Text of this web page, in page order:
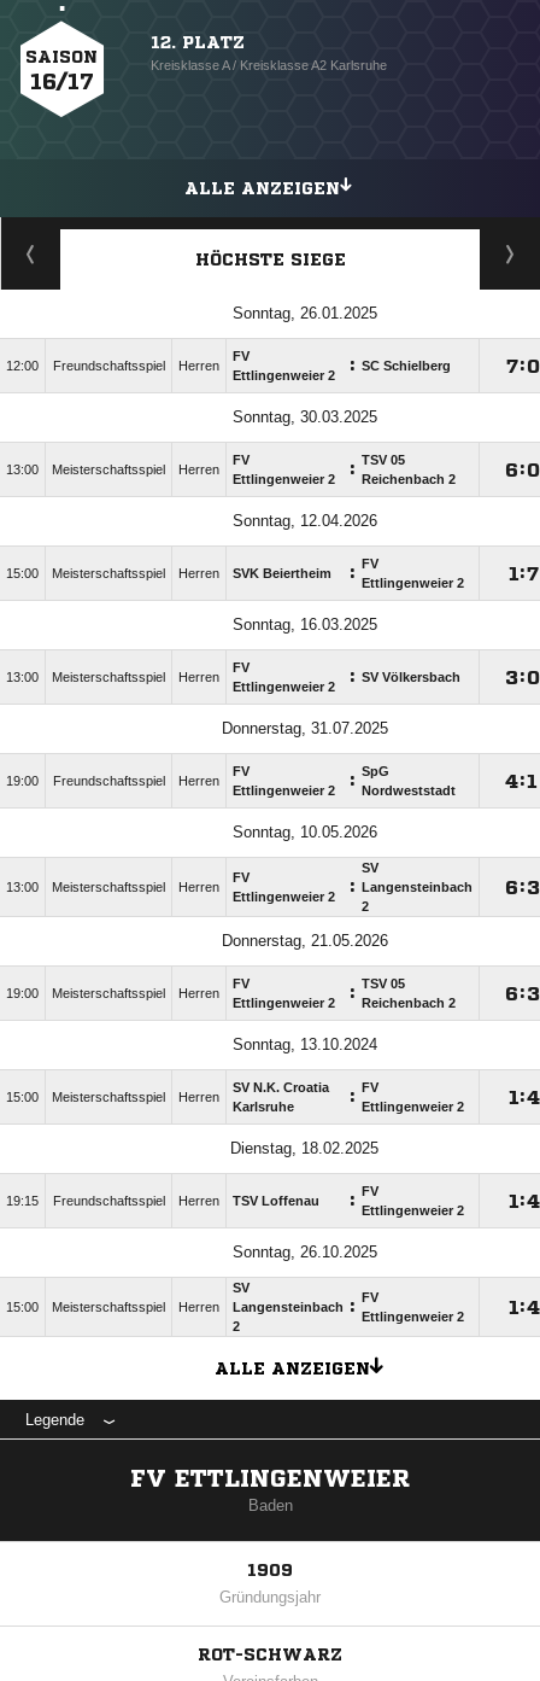
SAISON
16/17
12. PLATZ
Kreisklasse A / Kreisklasse A2 Karlsruhe
ALLE ANZEIGEN
HÖCHSTE SIEGE
Sonntag, 26.01.2025
12:00 Freundschaftsspiel Herren
FV
Ettlingenweier 2
: SC Schielberg :
Sonntag, 30.03.2025
13:00 Meisterschaftsspiel Herren
FV
Ettlingenweier 2
: TSV 05
Reichenbach 2
:
Sonntag, 12.04.2026
15:00 Meisterschaftsspiel Herren SVK Beiertheim :
FV
Ettlingenweier 2
:
Sonntag, 16.03.2025
13:00 Meisterschaftsspiel Herren
FV
Ettlingenweier 2
: SV Völkersbach :
Donnerstag, 31.07.2025
19:00 Freundschaftsspiel Herren
FV
Ettlingenweier 2
: SpG
Nordweststadt
:
Sonntag, 10.05.2026
13:00 Meisterschaftsspiel Herren
FV
Ettlingenweier 2
:
SV
Langensteinbach
2
:
Donnerstag, 21.05.2026
19:00 Meisterschaftsspiel Herren
FV
Ettlingenweier 2
: TSV 05
Reichenbach 2
:
Sonntag, 13.10.2024
15:00 Meisterschaftsspiel Herren
SV N.K. Croatia
Karlsruhe
:
FV
Ettlingenweier 2
:
Dienstag, 18.02.2025
19:15 Freundschaftsspiel Herren TSV Loffenau :
FV
Ettlingenweier 2
:
Sonntag, 26.10.2025
15:00 Meisterschaftsspiel Herren
SV
Langensteinbach
2
:
FV
Ettlingenweier 2
:
ALLE ANZEIGEN
Legende
FV ETTLINGENWEIER
Baden
1909
Gründungsjahr
ROT-SCHWARZ